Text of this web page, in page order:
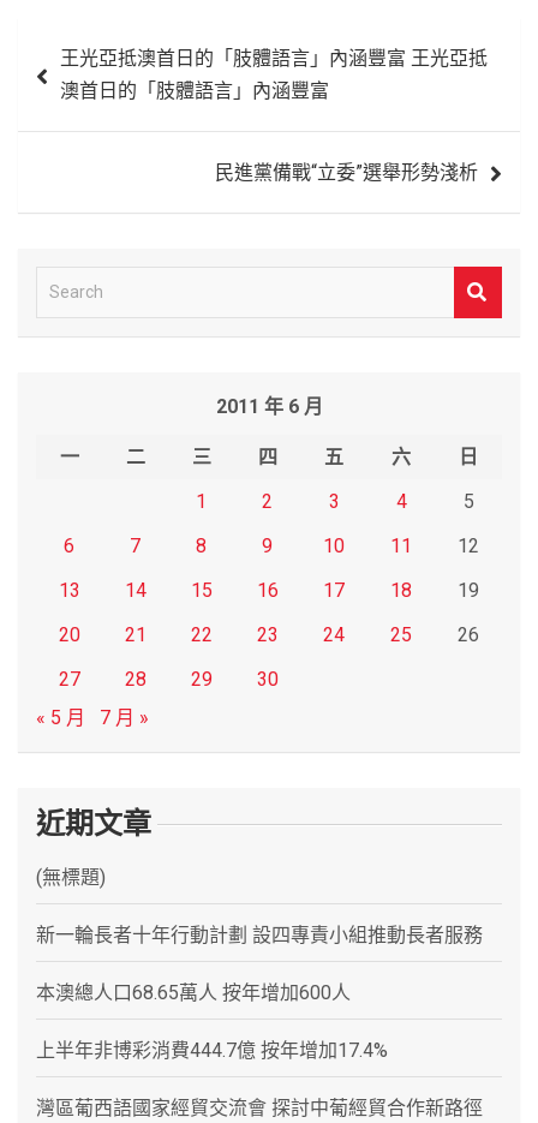
章
王光亞抵澳首日的「肢體語言」內涵豐富 王光亞抵
澳首日的「肢體語言」內涵豐富
民進黨備戰“立委”選舉形勢淺析
e
2011 年 6 月
一 二 三 四 五 六
日
1
2 3 4
5
6
7 8 9 10 11
12
13
14 15 16 17 18
19
20
21 22 23 24 25
26
27
28 29
30
« 5 月
7 月 »
近期文章
(無標題)
新一輪長者十年行動計劃 設四專責小組推動長者服務
本澳總人口68.65萬人 按年增加600人
上半年非博彩消費444.7億 按年增加17.4%
灣區葡西語國家經貿交流會 探討中葡經貿合作新路徑